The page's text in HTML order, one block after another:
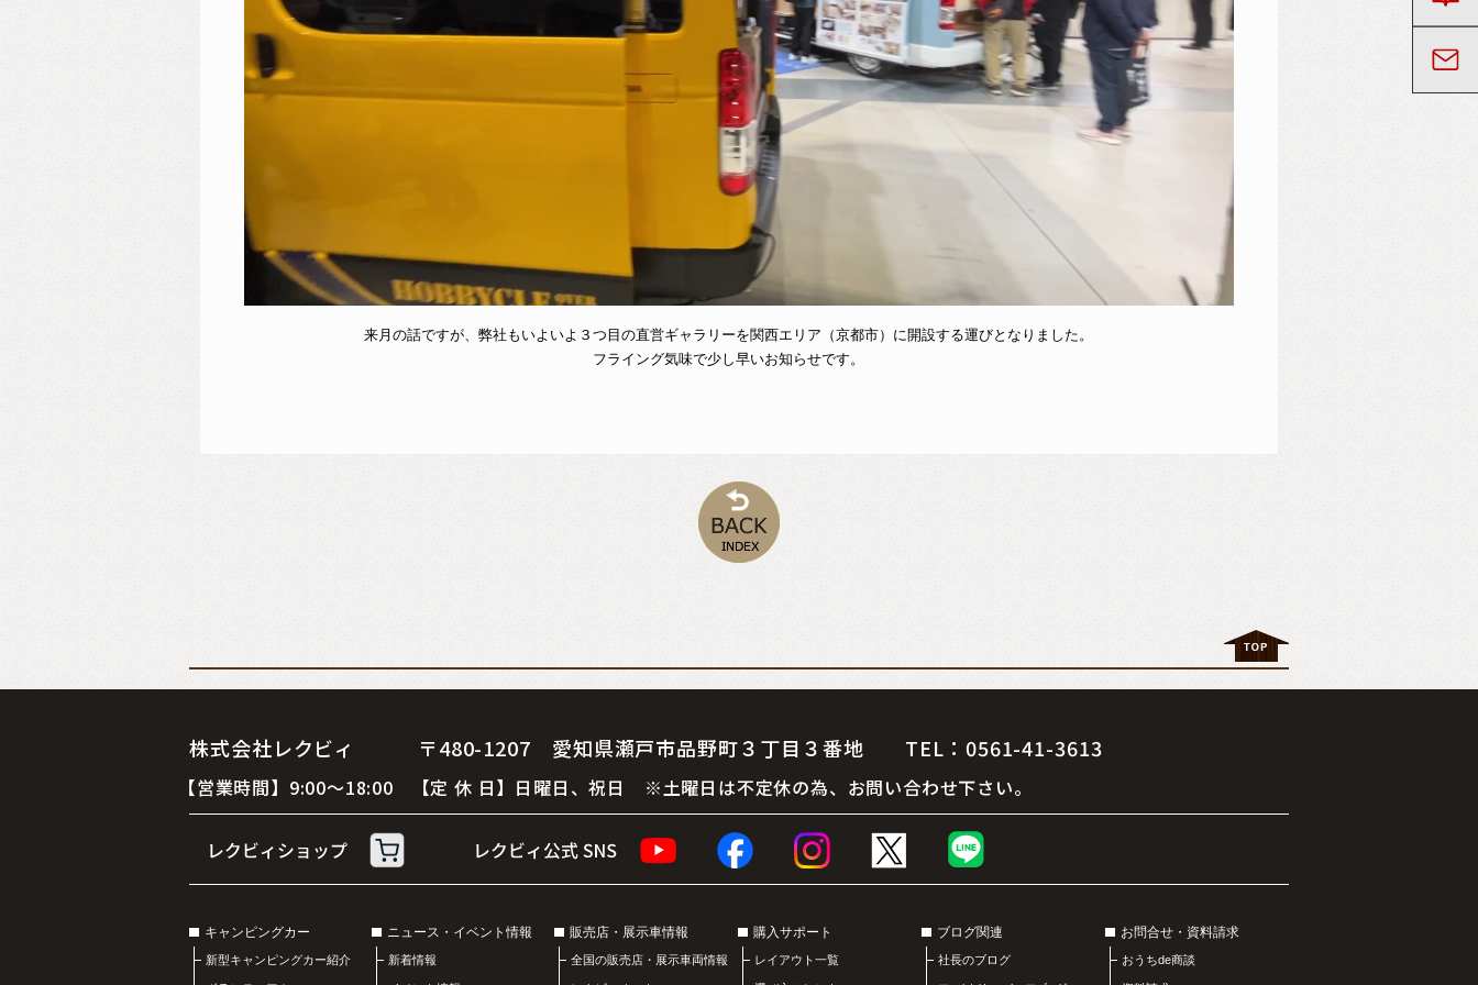
来月の話ですが、弊社もいよいよ３つ目の直営ギャラリーを関西エリア（京都市）に開設する運びとなりました。
フライング気味で少し早いお知らせです。
株式会社レクビィ 〒480-1207 愛知県瀬戸市品野町３丁目３番地 TEL：0561-41-3613
【営業時間】9:00～18:00 【定 休 日】日曜日、祝日 ※土曜日は不定休の為、お問い合わせ下さい。
キャンピングカー
新型キャンピングカー紹介
ニュース・イベント情報
新着情報
販売店・展示車情報
全国の販売店・展示車両情報
購入サポート
レイアウト一覧
ブログ関連
社長のブログ
お問合せ・資料請求
おうちde商談